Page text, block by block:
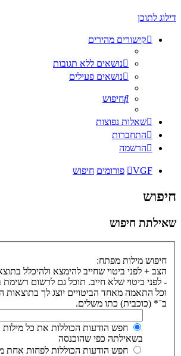
דילוג לתוכן
קישורים מהירים
נושאים ללא תגובות
נושאים פעילים
חיפוש
שאלות נפוצות
התחברות
הרשמה
VGF פורומים חיפוש
חיפוש
שאילתת חיפוש
חיפוש מילות מפתח:
הצב + לפני ביטוי שחייב להימצא ולהיכלל
- לפני ביטוי שלא חייב. תוכל גם לרשום רשימת
וכל התאמה מאחד הביטויים יוצג לך
ב־* (כוכבית) כתו משלים.
חפש הודעות הכוללות את כל
בשאילתה כפי שהוכנסה
חפש הודעות הכוללות לפחות אחת